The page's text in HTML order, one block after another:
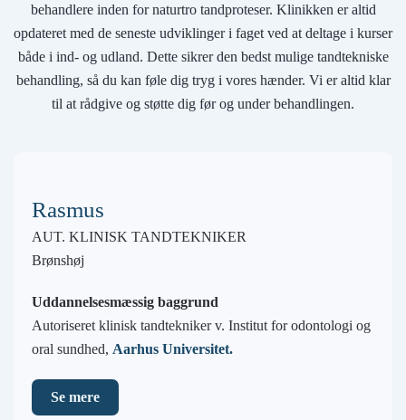
behandlere inden for naturtro tandproteser. Klinikken er altid
opdateret med de seneste udviklinger i faget ved at deltage i kurser
både i ind- og udland. Dette sikrer den bedst mulige tandtekniske
behandling, så du kan føle dig tryg i vores hænder. Vi er altid klar
til at rådgive og støtte dig før og under behandlingen.
Rasmus
AUT. KLINISK TANDTEKNIKER
Brønshøj
Uddannelsesmæssig baggrund
Autoriseret klinisk tandtekniker v. Institut for odontologi og
oral sundhed, Aarhus Universitet.
Se mere